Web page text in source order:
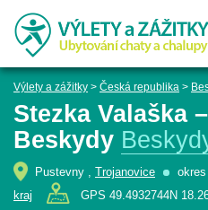
Výlety a zážitky > Česká republika >
Stezka Valaška
Beskydy
Pustevny , Trojanovice okres
kraj
GPS 49.4932744N